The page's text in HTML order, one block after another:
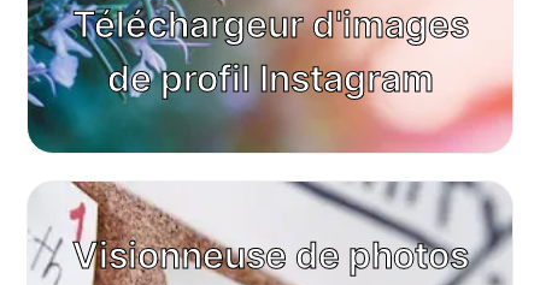
Téléchargeur d'images
de profil Instagram
Visionneuse de photos